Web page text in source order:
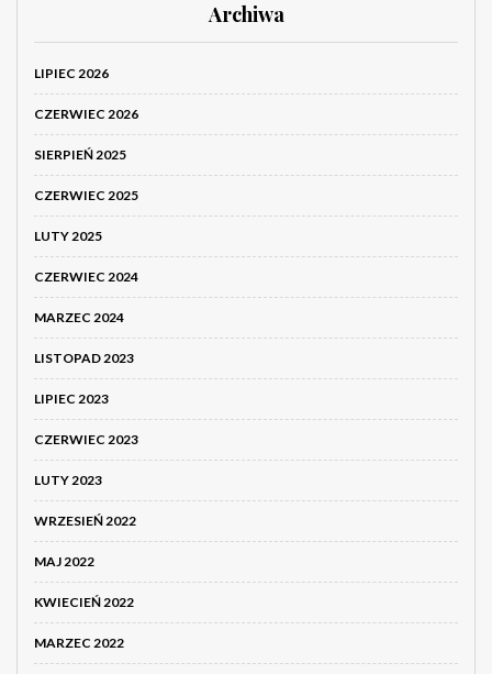
Archiwa
LIPIEC 2026
CZERWIEC 2026
SIERPIEŃ 2025
CZERWIEC 2025
LUTY 2025
CZERWIEC 2024
MARZEC 2024
LISTOPAD 2023
LIPIEC 2023
CZERWIEC 2023
LUTY 2023
WRZESIEŃ 2022
MAJ 2022
KWIECIEŃ 2022
MARZEC 2022